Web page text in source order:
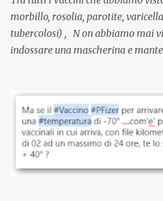
morbillo, rosolia, parotite,
tubercolosi) , N on abbiamo mai
indossare una mascherina e
vaccinazione. Non avevamo mai
sconti, incentivi per vaccinarsi.
discriminazioni per coloro che non
vaccinato, nessuno aveva prima
persona cattiva. Non avevamo